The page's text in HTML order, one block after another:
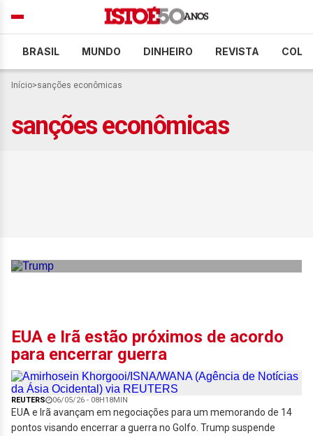
BRASIL MUNDO DINHEIRO REVISTA
Início>sanções econômicas
sanções econômicas
EUA e Irã estão próximos de acordo
para encerrar guerra
REUTERS 06/05/26 - 08H18MIN
EUA e Irã avançam em negociações para um memorando de 14
pontos visando encerrar a guerra no Golfo. Trump suspende